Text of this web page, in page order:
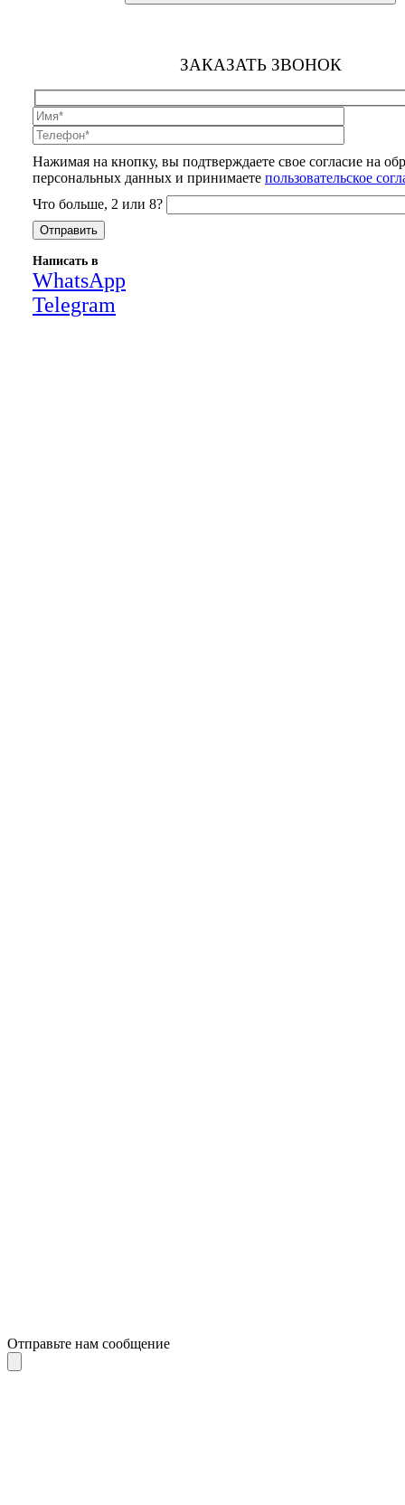
ЗАКАЗАТЬ ЗВОНОК
Нажимая на кнопку, вы подтверждаете свое согласие на
персональных данных и принимаете пользовательское
Что больше, 2 или 8?
Написать в
WhatsApp
Telegram
Отправьте нам сообщение